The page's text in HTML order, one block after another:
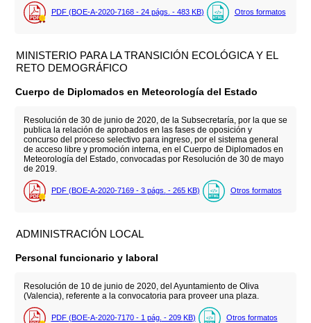
PDF (BOE-A-2020-7168 - 24 págs. - 483 KB) Otros formatos
MINISTERIO PARA LA TRANSICIÓN ECOLÓGICA Y EL
RETO DEMOGRÁFICO
Cuerpo de Diplomados en Meteorología del Estado
Resolución de 30 de junio de 2020, de la Subsecretaría, por la que se
publica la relación de aprobados en las fases de oposición y
concurso del proceso selectivo para ingreso, por el sistema general
de acceso libre y promoción interna, en el Cuerpo de Diplomados en
Meteorología del Estado, convocadas por Resolución de 30 de mayo
de 2019.
PDF (BOE-A-2020-7169 - 3 págs. - 265 KB) Otros formatos
ADMINISTRACIÓN LOCAL
Personal funcionario y laboral
Resolución de 10 de junio de 2020, del Ayuntamiento de Oliva
(Valencia), referente a la convocatoria para proveer una plaza.
PDF (BOE-A-2020-7170 - 1 pág. - 209 KB) Otros formatos